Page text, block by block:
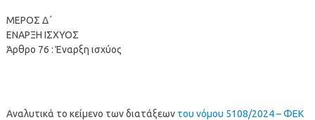
ΜΕΡΟΣ Δ΄
ΕΝΑΡΞΗ ΙΣΧΥΟΣ
Άρθρο 76 : Έναρξη ισχύος
Αναλυτικά το κείμενο των διατάξεων του νόμου 5108/2024 – ΦΕΚ